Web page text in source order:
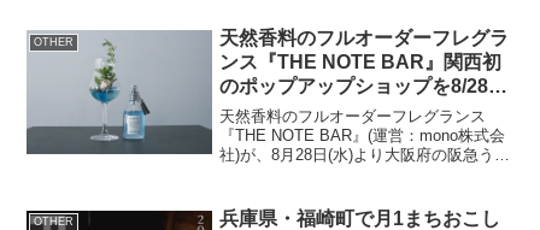
OTHER
天然香料のフルオーダーフレグラ
ンス『THE NOTE BAR』関西初
のポップアップショップを8/28～
阪急うめだ本店で開催！
天然香料のフルオーダーフレグランス
『THE NOTE BAR』(運営：mono株式会
社)が、8月28日(水)より大阪府の阪急うめ
ックコスメ原料の輸入販売店...
OTHER
兵庫県・福崎町で月1まちおこし